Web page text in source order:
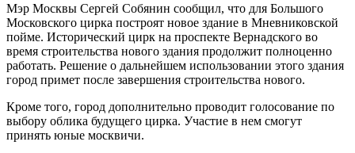
Мэр Москвы Сергей Собянин сообщил, что для Большого
Московского цирка построят новое здание в Мневниковской
пойме. Исторический цирк на проспекте Вернадского во
время строительства нового здания продолжит полноценно
работать. Решение о дальнейшем использовании этого здания
город примет после завершения строительства нового.
Кроме того, город дополнительно проводит голосование по
выбору облика будущего цирка. Участие в нем смогут
принять юные москвичи.